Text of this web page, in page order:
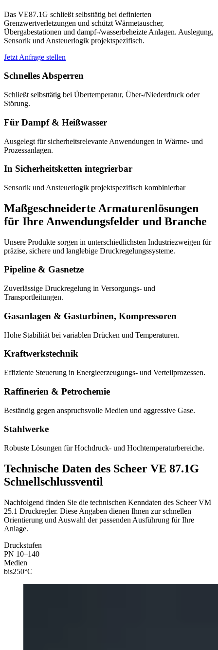
Das VE87.1G schließt selbsttätig bei definierten
Grenzwertverletzungen und schützt Wärmetauscher,
Übergabestationen und dampf-/wasserbeheizte Anlagen. Auslegung,
Sensorik und Ansteuerlogik projektspezifisch.
Jetzt Anfrage stellen
Schnelles Absperren
Schließt selbsttätig bei Übertemperatur, Über-/Niederdruck oder
Störung.
Für Dampf & Heißwasser
Ausgelegt für sicherheitsrelevante Anwendungen in Wärme- und
Prozessanlagen.
In Sicherheitsketten integrierbar
Sensorik und Ansteuerlogik projektspezifisch kombinierbar
Maßgeschneiderte Armaturenlösungen
für Ihre Anwendungsfelder und Branche
Unsere Produkte sorgen in unterschiedlichsten Industriezweigen für
präzise, sichere und langlebige Druckregelungssysteme.
Pipeline & Gasnetze
Zuverlässige Druckregelung in Versorgungs- und
Transportleitungen.
Gasanlagen & Gasturbinen, Kompressoren
Hohe Stabilität bei variablen Drücken und Temperaturen.
Kraftwerkstechnik
Effiziente Steuerung in Energieerzeugungs- und Verteilprozessen.
Raffinerien & Petrochemie
Beständig gegen anspruchsvolle Medien und aggressive Gase.
Stahlwerke
Robuste Lösungen für Hochdruck- und Hochtemperaturbereiche.
Technische Daten des Scheer VE 87.1G
Schnellschlussventil
Nachfolgend finden Sie die technischen Kenndaten des Scheer VM
25.1 Druckregler. Diese Angaben dienen Ihnen zur schnellen
Orientierung und Auswahl der passenden Ausführung für Ihre
Anlage.
Druckstufen
PN 10–140
Medien
bis250°C